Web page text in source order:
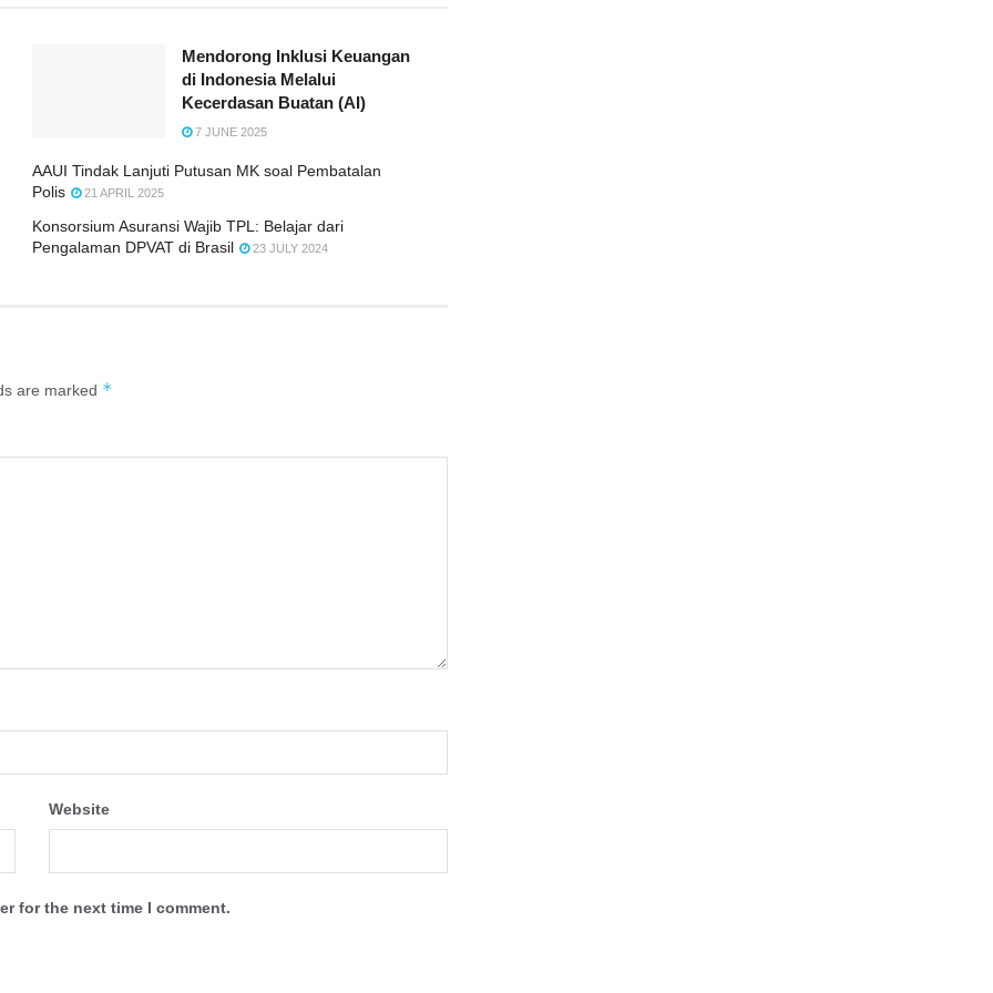
Mendorong Inklusi Keuangan
di Indonesia Melalui
Kecerdasan Buatan (AI)
7 JUNE 2025
AAUI Tindak Lanjuti Putusan MK soal Pembatalan
Polis
21 APRIL 2025
Konsorsium Asuransi Wajib TPL: Belajar dari
Pengalaman DPVAT di Brasil
23 JULY 2024
are marked *
Website
for the next time I comment.